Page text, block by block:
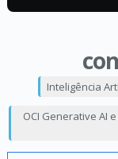
Inteligência
OCI Generative AI